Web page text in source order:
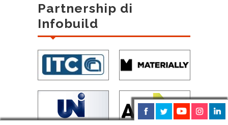
Partnership di
Infobuild